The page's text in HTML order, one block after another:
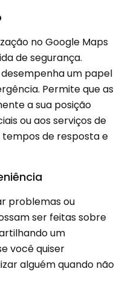
no Google Maps
de segurança.
um papel
Permite que as
a sua posição
ou aos serviços de
de resposta e
problemas ou
ser feitas sobre
um
você quiser
alguém quando não